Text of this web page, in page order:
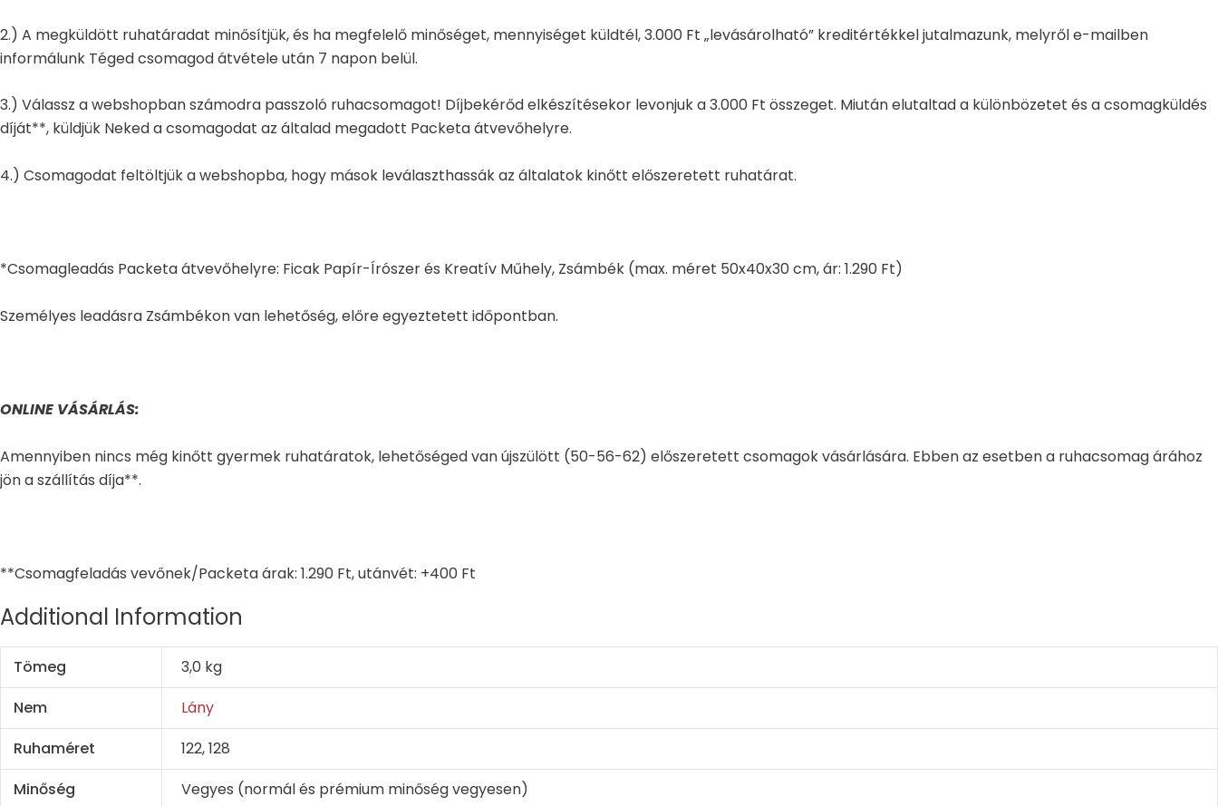
2.) A megküldött ruhatáradat minősítjük, és ha megfelelő minőséget, mennyiséget küldtél, 3.000 Ft „levásárolható” kreditértékkel jutalmazunk, melyről e-mailben
informálunk Téged csomagod átvétele után 7 napon belül.
3.) Válassz a webshopban számodra passzoló ruhacsomagot! Díjbekérőd elkészítésekor levonjuk a 3.000 Ft összeget. Miután elutaltad a különbözetet és a csomagküldés
díját**, küldjük Neked a csomagodat az általad megadott Packeta átvevőhelyre.
4.) Csomagodat feltöltjük a webshopba, hogy mások leválaszthassák az általatok kinőtt előszeretett ruhatárat.
*Csomagleadás Packeta átvevőhelyre: Ficak Papír-Írószer és Kreatív Műhely, Zsámbék (max. méret 50x40x30 cm, ár: 1.290 Ft)
Személyes leadásra Zsámbékon van lehetőség, előre egyeztetett időpontban.
ONLINE VÁSÁRLÁS:
Amennyiben nincs még kinőtt gyermek ruhatáratok, lehetőséged van újszülött (50-56-62) előszeretett csomagok vásárlására. Ebben az esetben a ruhacsomag árához
jön a szállítás díja**.
**Csomagfeladás vevőnek/Packeta árak: 1.290 Ft, utánvét: +400 Ft
Additional Information
Tömeg
3,0 kg
Nem
Lány
Ruhaméret
122, 128
Minőség
Vegyes (normál és prémium minőség vegyesen)